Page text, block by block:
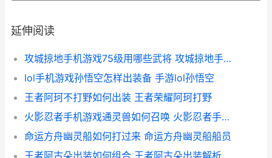
延伸阅读
攻城掠地手机游戏75级用哪些武将 攻城掠地手机游戏软件移动
lol手机游戏孙悟空怎样出装备 手游lol孙悟空
王者阿珂不打野如何出装 王者荣耀阿珂打野
火影忍者手机游戏通灵兽如何召唤 火影忍者手机游戏补帧app
命运方舟幽灵船如何打过来 命运方舟幽灵船船员
王者阿古朵出装如何组合 王者阿古朵出装解析